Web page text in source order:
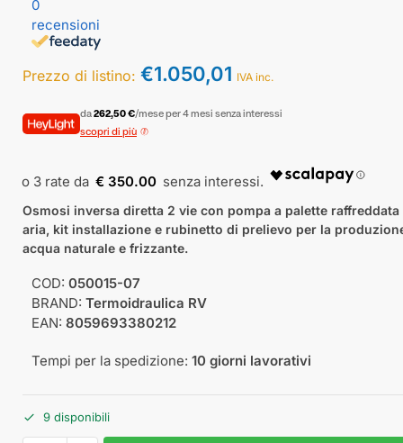
0
recensioni
Prezzo di listino: €1.050,01 IVA inc.
da262,50 €/mese per 4 mesi senza interessi
scopri di più
€ 350.00
Osmosi inversa diretta 2 vie con pompa a palette raffreddata
aria, kit installazione e rubinetto di prelievo per la
acqua naturale e frizzante.
COD: 050015-07
BRAND: Termoidraulica RV
EAN: 8059693380212
Tempi per la spedizione: 10 giorni lavorativi
9 disponibili